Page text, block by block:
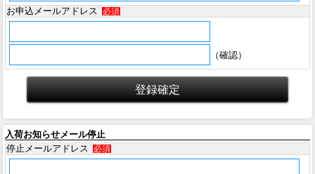
お申込メールアドレス 必須
（確認）
入荷お知らせメール停止
停止メールアドレス
必須